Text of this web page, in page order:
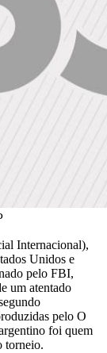
Internacional),
Unidos e
pelo FBI,
um atentado
pelo O
foi quem
torneio.